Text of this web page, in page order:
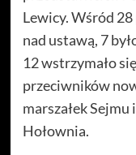
Lewicy. Wśród
nad ustawą, 7
12 wstrzymało
przeciwników
marszałek
Hołownia.